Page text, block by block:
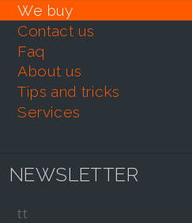
we buy
contact us
faq
about us
tips and tricks
services
NEWSLETTER
tt